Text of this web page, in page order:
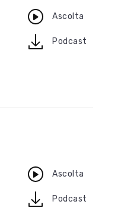
Ascolta
downloadPodcast
Ascolta
downloadPodcast